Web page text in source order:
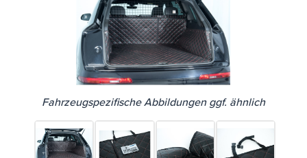
Fahrzeugspezifische Abbildungen ggf. ähnlich